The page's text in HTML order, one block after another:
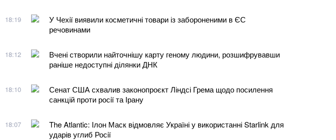
18:19
У Чехії виявили косметичні товари із забороненими в ЄС
речовинами
18:12
Вчені створили найточнішу карту геному людини, розшифрувавши
раніше недоступні ділянки ДНК
18:10
Сенат США схвалив законопроєкт Ліндсі Грема щодо посилення
санкцій проти росії та Ірану
18:07
The Atlantic: Ілон Маск відмовляє Україні у використанні Starlink для
ударів углиб Росії